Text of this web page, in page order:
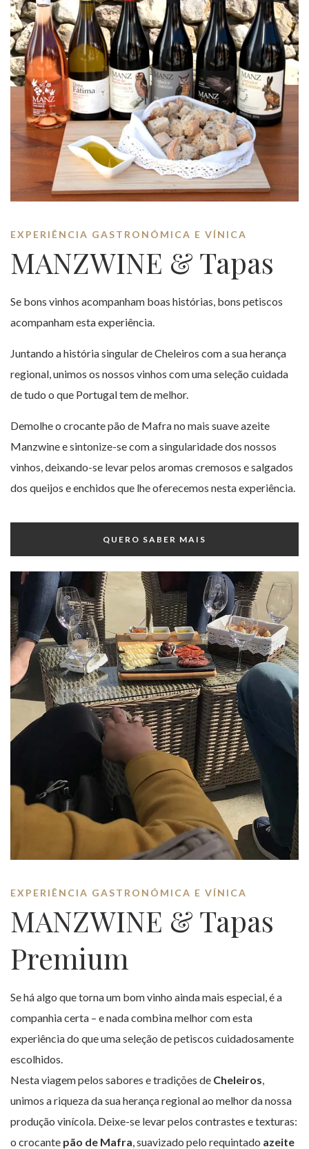
EXPERIÊNCIA GASTRONÓMICA E VÍNICA
MANZWINE & Tapas
Se bons vinhos acompanham boas histórias, bons petiscos
acompanham esta experiência.
Juntando a história singular de Cheleiros com a sua herança
regional, unimos os nossos vinhos com uma seleção cuidada
de tudo o que Portugal tem de melhor.
Demolhe o crocante pão de Mafra no mais suave azeite
Manzwine e sintonize-se com a singularidade dos nossos
vinhos, deixando-se levar pelos aromas cremosos e salgados
dos queijos e enchidos que lhe oferecemos nesta experiência.
QUERO SABER MAIS
EXPERIÊNCIA GASTRONÓMICA E VÍNICA
MANZWINE & Tapas
Premium
Se há algo que torna um bom vinho ainda mais especial, é a
companhia certa – e nada combina melhor com esta
experiência do que uma seleção de petiscos cuidadosamente
escolhidos.
Nesta viagem pelos sabores e tradições de Cheleiros,
unimos a riqueza da sua herança regional ao melhor da nossa
produção vinícola. Deixe-se levar pelos contrastes e texturas:
o crocante pão de Mafra, suavizado pelo requintado azeite